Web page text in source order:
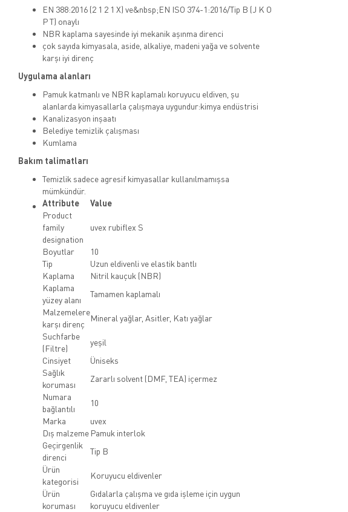
EN 388:2016 (2 1 2 1 X) ve&nbsp;EN ISO 374-1:2016/Tip B (J K O
P T) onaylı
NBR kaplama sayesinde iyi mekanik aşınma direnci
çok sayıda kimyasala, aside, alkaliye, madeni yağa ve solvente
karşı iyi direnç
Uygulama alanları
Pamuk katmanlı ve NBR kaplamalı koruyucu eldiven, şu
alanlarda kimyasallarla çalışmaya uygundur:kimya endüstrisi
Kanalizasyon inşaatı
Belediye temizlik çalışması
Kumlama
Bakım talimatları
Temizlik sadece agresif kimyasallar kullanılmamışsa
mümkündür.
Attribute
Value
Product
family
designation
uvex rubiflex S
Boyutlar
10
Tip
Uzun eldivenli ve elastik bantlı
Kaplama
Nitril kauçuk (NBR)
Kaplama
yüzey alanı
Tamamen kaplamalı
Malzemelere
karşı direnç
Mineral yağlar, Asitler, Katı yağlar
Suchfarbe
(Filtre)
yeşil
Cinsiyet
Üniseks
Sağlık
koruması
Zararlı solvent (DMF, TEA) içermez
Numara
bağlantılı
10
Marka
uvex
Dış malzeme Pamuk interlok
Geçirgenlik
direnci
Tip B
Ürün
kategorisi
Koruyucu eldivenler
Ürün
koruması
Gıdalarla çalışma ve gıda işleme için uygun
koruyucu eldivenler